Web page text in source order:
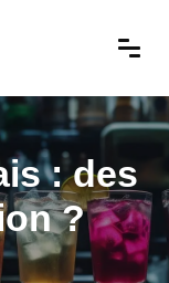
: des
?